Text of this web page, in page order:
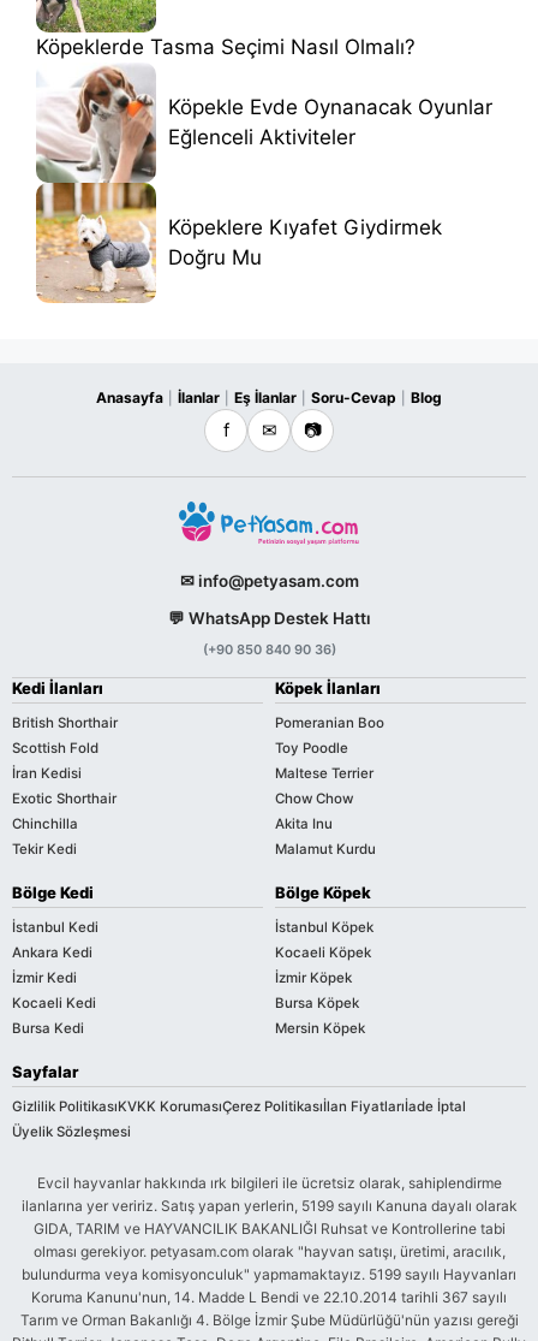
Köpeklerde Tasma Seçimi Nasıl Olmalı?
Köpekle Evde Oynanacak Oyunlar
Eğlenceli Aktiviteler
Köpeklere Kıyafet Giydirmek
Doğru Mu
Anasayfa İlanlar Eş İlanlar Soru-Cevap Blog
f ✉ 📷
✉ info@petyasam.com
💬 WhatsApp Destek Hattı
(+90 850 840 90 36)
Kedi İlanları
British Shorthair
Scottish Fold
İran Kedisi
Exotic Shorthair
Chinchilla
Tekir Kedi
Köpek İlanları
Pomeranian Boo
Toy Poodle
Maltese Terrier
Chow Chow
Akita Inu
Malamut Kurdu
Bölge Kedi
İstanbul Kedi
Ankara Kedi
İzmir Kedi
Kocaeli Kedi
Bursa Kedi
Bölge Köpek
İstanbul Köpek
Kocaeli Köpek
İzmir Köpek
Bursa Köpek
Mersin Köpek
Sayfalar
Gizlilik PolitikasıKVKK KorumasıÇerez Politikasıİlan Fiyatlarıİade İptal
Üyelik Sözleşmesi
Evcil hayvanlar hakkında ırk bilgileri ile ücretsiz olarak, sahiplendirme
ilanlarına yer veririz. Satış yapan yerlerin, 5199 sayılı Kanuna dayalı olarak
GIDA, TARIM ve HAYVANCILIK BAKANLIĞI Ruhsat ve Kontrollerine tabi
olması gerekiyor. petyasam.com olarak "hayvan satışı, üretimi, aracılık,
bulundurma veya komisyonculuk" yapmamaktayız. 5199 sayılı Hayvanları
Koruma Kanunu'nun, 14. Madde L Bendi ve 22.10.2014 tarihli 367 sayılı
Tarım ve Orman Bakanlığı 4. Bölge İzmir Şube Müdürlüğü'nün yazısı gereği